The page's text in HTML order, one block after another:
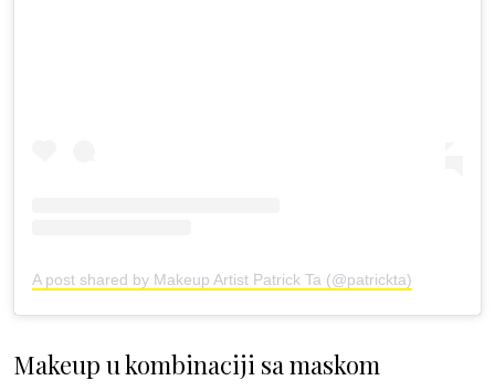
A post shared by Makeup Artist Patrick Ta (@patrickta)
Makeup u kombinaciji sa maskom